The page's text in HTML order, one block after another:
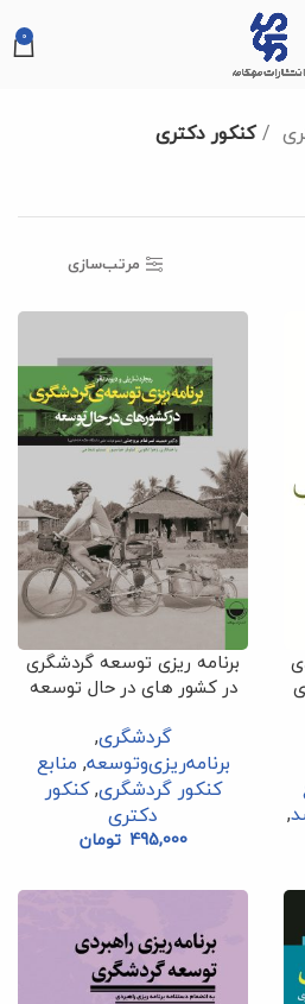
0
کنکور دکتری
مرتب‌سازی
,
برنامه ریزی توسعه گردشگری
در کشور های در حال توسعه
گردشگری,
برنامه‌ریزی‌وتوسعه, منابع
کنکور گردشگری,کنکور
دکتری
495,000 تومان